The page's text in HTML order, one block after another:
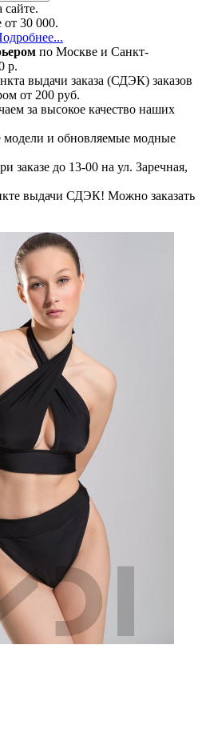
30 000.
по Москве и Санкт-
р.
выдачи заказа (СДЭК) заказов
от 200 руб.
за высокое качество наших
модели и обновляемые модные
заказе до 13-00 на ул. Заречная,
выдачи СДЭК! Можно заказать